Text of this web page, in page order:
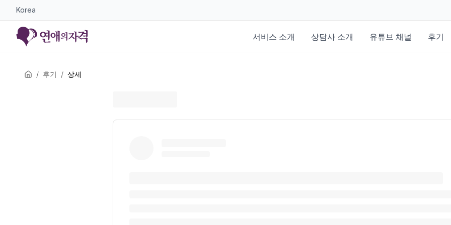
Korea
서비스 소개 상담사 소개 유튜브 채널 후기
/ 후기 / 상세